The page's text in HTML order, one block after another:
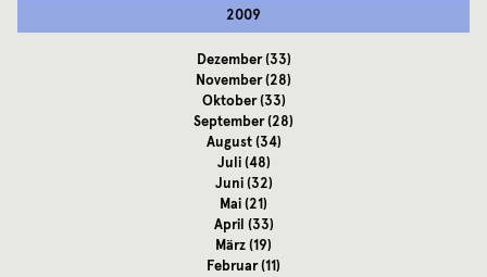
2009
Dezember(33)
November(28)
Oktober(33)
September(28)
August(34)
Juli(48)
Juni(32)
Mai(21)
April (33)
März(19)
Februar(11)